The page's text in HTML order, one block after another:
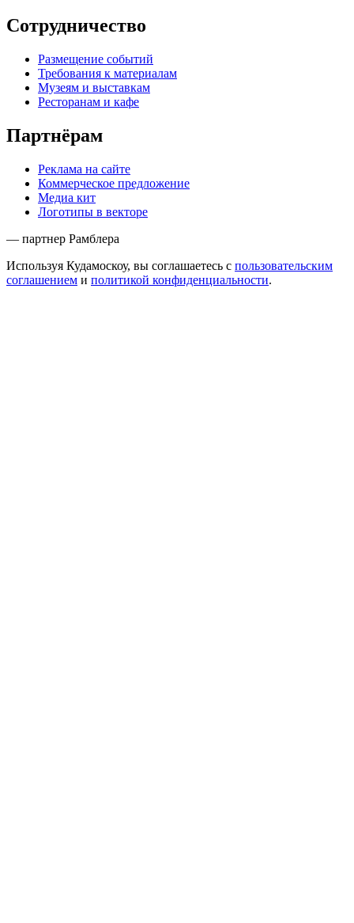
Сотрудничество
Размещение событий
Требования к материалам
Музеям и выставкам
Ресторанам и кафе
Партнёрам
Реклама на сайте
Коммерческое предложение
Медиа кит
Логотипы в векторе
— партнер Рамблера
Используя Кудамоскоу, вы соглашаетесь с пользовательским
соглашением и политикой конфиденциальности.